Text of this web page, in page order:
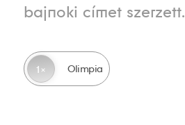
bajnoki címet szerzett.
1 Olimpia